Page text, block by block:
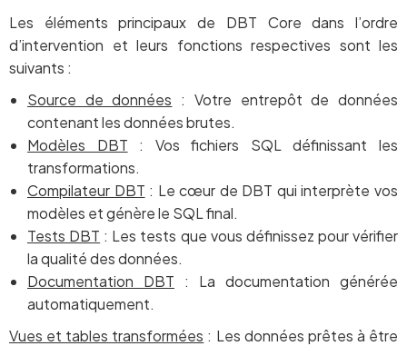
Les éléments principaux de DBT Core dans l’ordre
d’intervention et leurs fonctions respectives sont les
suivants :
Source de données : Votre entrepôt de données
contenant les données brutes.
Modèles DBT : Vos fichiers SQL définissant les
transformations.
Compilateur DBT : Le cœur de DBT qui interprète vos
modèles et génère le SQL final.
Tests DBT : Les tests que vous définissez pour vérifier
la qualité des données.
Documentation DBT : La documentation générée
automatiquement.
Vues et tables transformées : Les données prêtes à être